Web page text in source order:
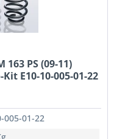
163 PS (09-11)
E10-10-005-01-22
005-01-22